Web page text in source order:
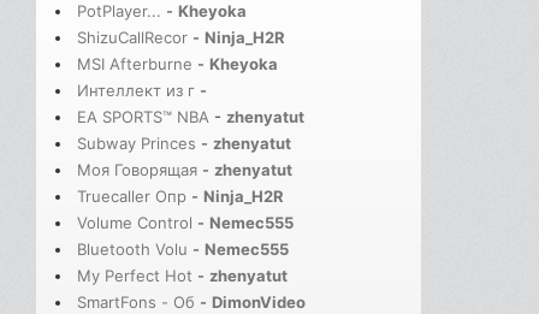
PotPlayer... - Kheyoka
ShizuCallRecor - Ninja_H2R
MSI Afterburne - Kheyoka
Интеллект из г -
EA SPORTS™ NBA - zhenyatut
Subway Princes - zhenyatut
Моя Говорящая - zhenyatut
Truecaller Опр - Ninja_H2R
Volume Control - Nemec555
Bluetooth Volu - Nemec555
My Perfect Hot - zhenyatut
SmartFons - Об - DimonVideo